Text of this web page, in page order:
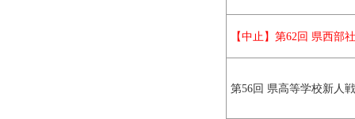
【中止】第62回 県西部
第56回 県高等学校新人